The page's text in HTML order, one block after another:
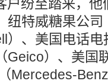
户纷至踏来，
纽特威糖果公
）、美国电话
Geico）、美国
Mercedes-